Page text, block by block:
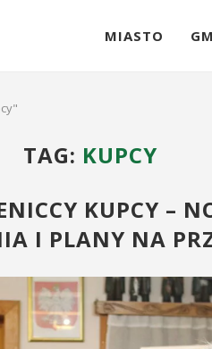
MIASTO
TAG: KUPCY
KUPCY –
I PLANY NA